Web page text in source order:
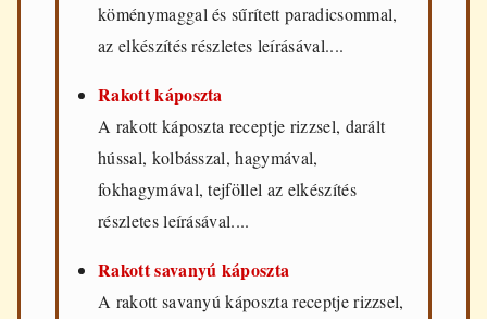
köménymaggal és sűrített paradicsommal,
az elkészítés részletes leírásával....
Rakott káposzta
A rakott káposzta receptje rizzsel, darált
hússal, kolbásszal, hagymával,
fokhagymával, tejföllel az elkészítés
részletes leírásával....
Rakott savanyú káposzta
A rakott savanyú káposzta receptje rizzsel,